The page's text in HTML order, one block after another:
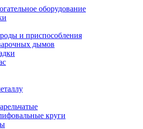
оборудование
и приспособления
дымов
круги